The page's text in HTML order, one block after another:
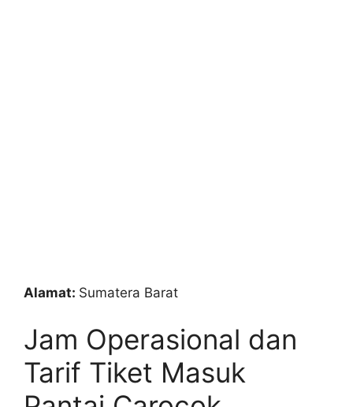
Alamat: Sumatera Barat
Jam Operasional dan
Tarif Tiket Masuk